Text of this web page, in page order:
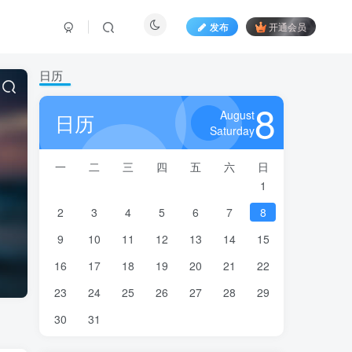
发布 开通会员
日历
日历
August
Saturday8
一 二 三 四 五 六
日
1
2
3 4 5 6 7
8
9
10 11 12 13 14
15
16
17 18 19 20 21
22
23
24 25 26 27 28
29
30
31